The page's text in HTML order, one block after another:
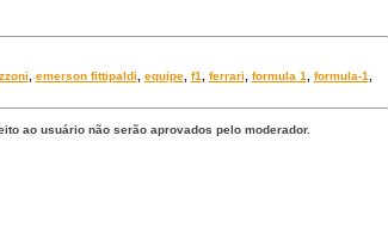
, emerson fittipaldi, equipe, f1, ferrari, formula 1, formula-1,
ao usuário não serão aprovados pelo moderador.